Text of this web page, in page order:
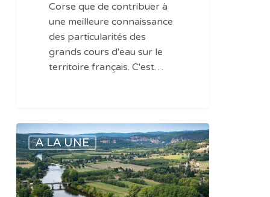
Corse que de contribuer à
une meilleure connaissance
des particularités des
grands cours d'eau sur le
territoire français. C'est…
Les
Français
aiment
leurs
cours
A LA UNE